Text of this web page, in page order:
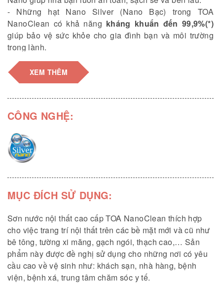
- Những hạt Nano Silver (Nano Bạc) trong TOA
NanoClean có khả năng kháng khuẩn đến 99,9%(*)
giúp bảo vệ sức khỏe cho gia đình bạn và môi trường
trong lành.
- TOA NanoClean được chứng nhận là sản phẩm xanh,
thân thiện với môi trường, không sử dụng chì và thủy
ngân, APEO và phoóc-môn trong công thức sản xuất.
vá, độ phủ cao, độ che lấp tốt, mùi rất nhẹ, dễ chịu và
(*) Thí nghiệm dựa trên hai vi khuẩn: Escherichia Coli
và Staphylococcus Aureus.
XEM THÊM
CÔNG NGHỆ:
MỤC ĐÍCH SỬ DỤNG:
Sơn nước nội thất cao cấp TOA NanoClean thích hợp
cho việc trang trí nội thất trên các bề mặt mới và cũ như
bê tông, tường xi măng, gạch ngói, thạch cao,… Sản
phẩm này được đề nghị sử dụng cho những nơi có yêu
cầu cao về vệ sinh như: khách sạn, nhà hàng, bệnh
viện, bệnh xá, trung tâm chăm sóc y tế.